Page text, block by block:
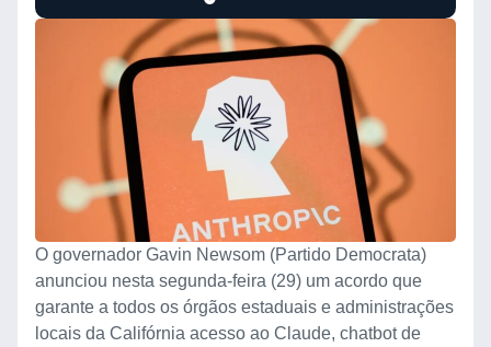
O governador Gavin Newsom (Partido Democrata)
anunciou nesta segunda-feira (29) um acordo que
garante a todos os órgãos estaduais e administrações
locais da Califórnia acesso ao Claude, chatbot de